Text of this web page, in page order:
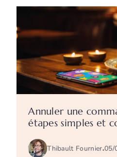
Annuler une
étapes simples et
Thibault Fournier.05/